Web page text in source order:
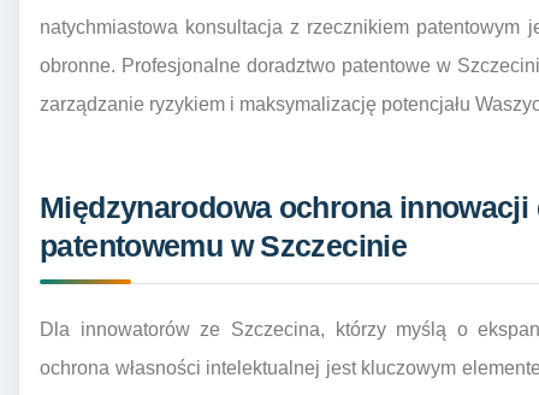
natychmiastowa konsultacja z rzecznikiem patentowym
obronne. Profesjonalne doradztwo patentowe w
zarządzanie ryzykiem i maksymalizację potencjału
Międzynarodowa ochrona
patentowemu w Szczecinie
Dla innowatorów ze Szczecina, którzy myślą o
ochrona własności intelektualnej jest kluczowym